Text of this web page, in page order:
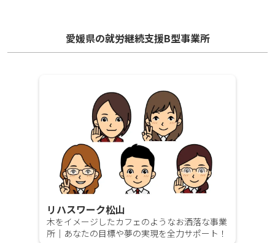
愛媛県の就労継続支援B型事業所
リハスワーク松山
木をイメージしたカフェのようなお洒落な事業
所｜あなたの目標や夢の実現を全力サポート！